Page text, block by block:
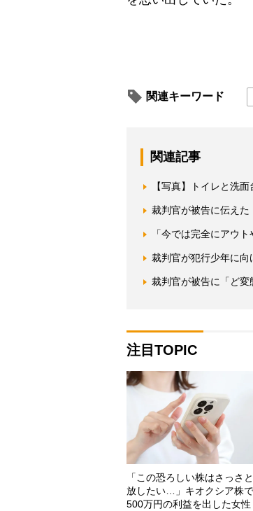
関連キーワード
関連記事
【写真】トイレと洗
裁判官が被告に伝え
「今では完全にアウ
裁判官が犯行少年に
裁判官が被告に「ど
注目TOPIC
「この恐ろしい株はさっさ
放したい…」キオクシア株で
500万円の利益を出した女性